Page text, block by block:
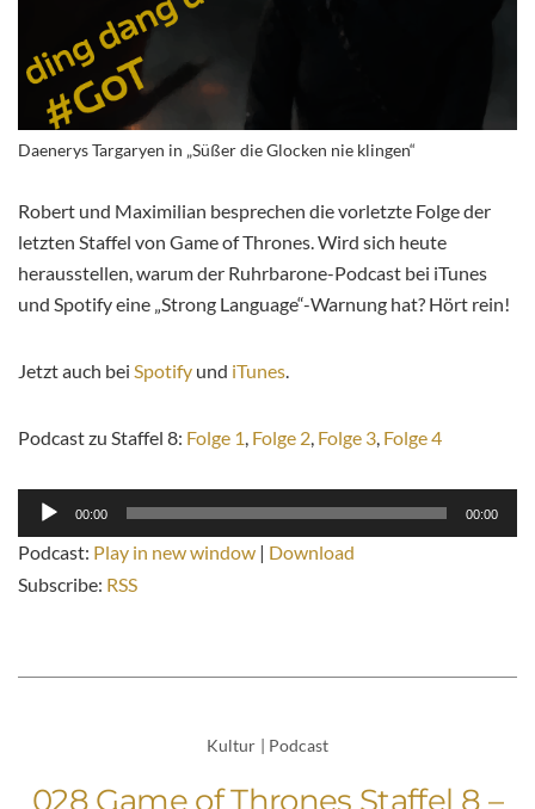
Daenerys Targaryen in „Süßer die Glocken nie klingen“
Robert und Maximilian besprechen die vorletzte Folge der
letzten Staffel von Game of Thrones. Wird sich heute
herausstellen, warum der Ruhrbarone-Podcast bei iTunes
und Spotify eine „Strong Language“-Warnung hat? Hört rein!
Jetzt auch bei Spotify und iTunes.
Podcast zu Staffel 8: Folge 1, Folge 2, Folge 3, Folge 4
Audio-
Player
00:00 00:00
Podcast: Play in new window | Download
Subscribe: RSS
Kultur | Podcast
028 Game of Thrones Staffel 8 –